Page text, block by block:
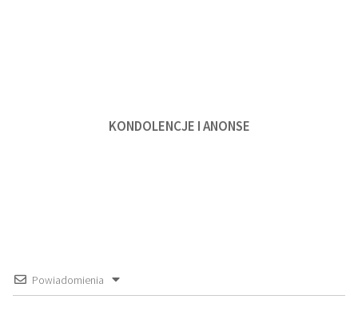
KONDOLENCJE I ANONSE
Powiadomienia